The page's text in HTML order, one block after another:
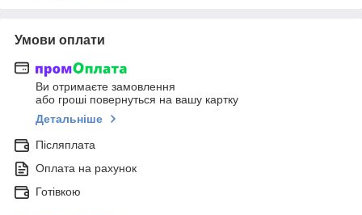
Умови оплати
Ви отримаєте замовлення
або гроші повернуться на вашу картку
Детальніше
Післяплата
Оплата на рахунок
Готівкою